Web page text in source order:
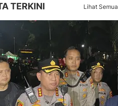
TERKINI Lihat Semua